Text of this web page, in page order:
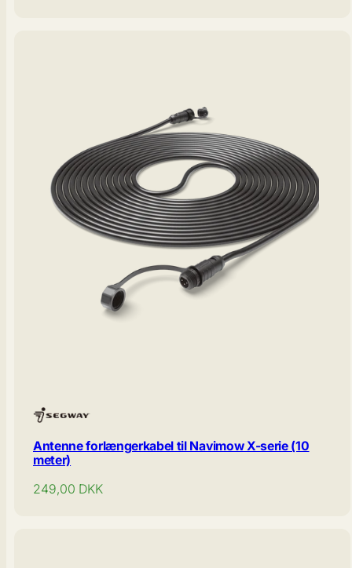
Antenne forlængerkabel til Navimow X-serie (10
meter)
Normal
249,00 DKK